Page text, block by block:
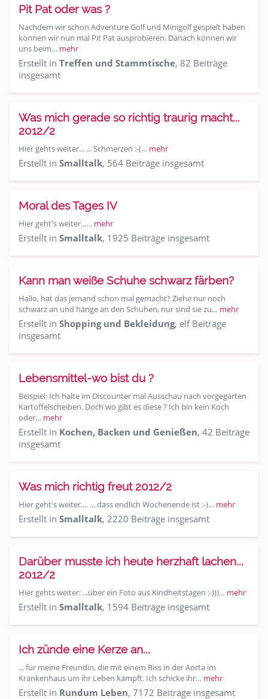
Pit Pat oder was ?
Nachdem wir schon Adventure Golf und Minigolf gespielt haben
können wir nun mal Pit Pat ausprobieren. Danach können wir
uns beim… mehr
Erstellt in Treffen und Stammtische, 82 Beiträge
insgesamt
Was mich gerade so richtig traurig macht...
2012/2
Hier gehts weiter... ... Schmerzen :-(… mehr
Erstellt in Smalltalk, 564 Beiträge insgesamt
Moral des Tages IV
Hier geht's weiter...… mehr
Erstellt in Smalltalk, 1925 Beiträge insgesamt
Kann man weiße Schuhe schwarz färben?
Hallo, hat das jemand schon mal gemacht? Ziehe nur noch
schwarz an und hänge an den Schuhen, nur sind sie zu… mehr
Erstellt in Shopping und Bekleidung, elf Beiträge
insgesamt
Lebensmittel-wo bist du ?
Beispiel: Ich halte im Discounter mal Ausschau nach vorgegarten
Kartoffelscheiben. Doch wo gibt es diese ? Ich bin kein Koch
oder… mehr
Erstellt in Kochen, Backen und Genießen, 42 Beiträge
insgesamt
Was mich richtig freut 2012/2
Hier geht's weiter.... ... dass endlich Wochenende ist :-)… mehr
Erstellt in Smalltalk, 2220 Beiträge insgesamt
Darüber musste ich heute herzhaft lachen...
2012/2
Hier gehts weiter: ...über ein Foto aus Kindheitstagen :-)))… mehr
Erstellt in Smalltalk, 1594 Beiträge insgesamt
Ich zünde eine Kerze an...
... für meine Freundin, die mit einem Riss in der Aorta im
Krankenhaus um ihr Leben kämpft. Ich schicke ihr… mehr
Erstellt in Rundum Leben, 7172 Beiträge insgesamt